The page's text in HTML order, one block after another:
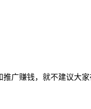
广赚钱，就不建议大